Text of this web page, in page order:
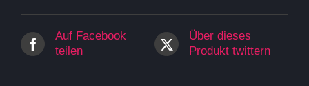
Auf Facebook
teilen
Über dieses
Produkt twittern